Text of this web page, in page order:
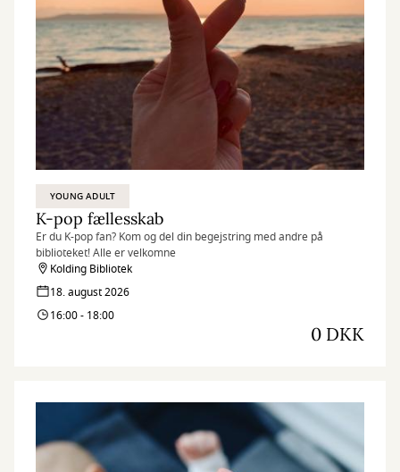
YOUNG ADULT
K-pop fællesskab
Er du K-pop fan? Kom og del din begejstring med andre på
biblioteket! Alle er velkomne
Kolding Bibliotek
18. august 2026
16:00 - 18:00
0 DKK